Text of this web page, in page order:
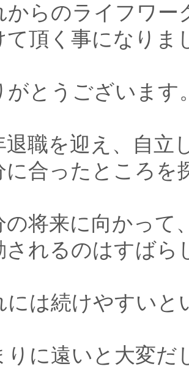
からのライフワー
て頂く事になりま
がとうございます
退職を迎え、自立
に合ったところを
の将来に向かって
されるのはすばら
には続けやすいと
りに遠いと大変だ